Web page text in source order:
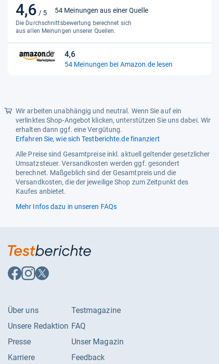
4,6 / 5
4,6
von
5
Sternen
54 Meinungen aus einer Quelle
Die Durchschnittsbewertung berechnet sich
aus allen Meinungen unserer Quellen.
4,6
4,6
von
54 Meinungen bei Amazon.de lesen
Wir arbeiten unabhängig und neutral. Wenn Sie auf ein
verlinktes Shop-Angebot klicken, unterstützen Sie uns dabei. Wir
erhalten dann ggf. eine Vergütung.
Erfahren Sie, wie sich Testberichte.de finanziert
Alle Preise sind Gesamtpreise inkl. aktuell geltender gesetzlicher
Umsatzsteuer. Versandkosten werden ggf. gesondert
berechnet. Maßgeblich sind der Gesamtpreis und die
Versandkosten, die der jeweilige Shop zum Zeitpunkt des
Kaufes anbietet.
Mehr Infos dazu in unseren FAQs
Auf
Facebook
Auf
Instagram
Auf
X
Über uns
Unsere Redaktion
Presse
Karriere
Testmagazine
FAQ
Unser Magazin
Feedback